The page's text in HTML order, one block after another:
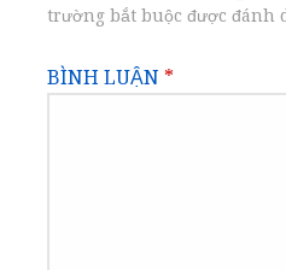
trường bắt buộc được đánh
BÌNH LUẬN *